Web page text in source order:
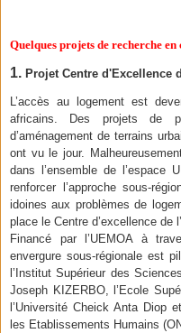
Quelques projets de recherche en
1. Projet Centre d'Excellence
L’accès au logement est
africains. Des projets de
d’aménagement de terrains
ont vu le jour.
dans l’ensemble de l’espace
renforcer l’approche sous-
idoines aux problèmes de
place le Centre d’excellence de
Financé par l’UEMOA à
envergure sous-régionale est
l’Institut Supérieur des
Joseph KIZERBO, l’Ecole
l’Université Cheick Anta Diop
les Etablissements Humains